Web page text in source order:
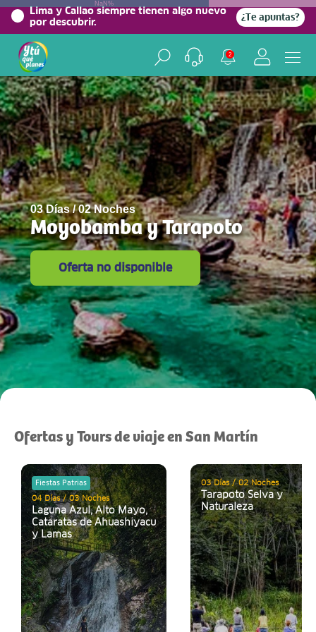
Lima y Callao siempre tienen algo nuevo
por descubrir.
¿Te apuntas?
2
NaN%
03 Días / 02 Noches
Moyobamba y Tarapoto
Oferta no disponible
Ofertas y Tours de viaje en San Martín
Fiestas Patrias
04 Días / 03 Noches
Laguna Azul, Alto Mayo,
Cataratas de Ahuashiyacu
y Lamas
03 Días / 02 Noches
Tarapoto Selva y
Naturaleza